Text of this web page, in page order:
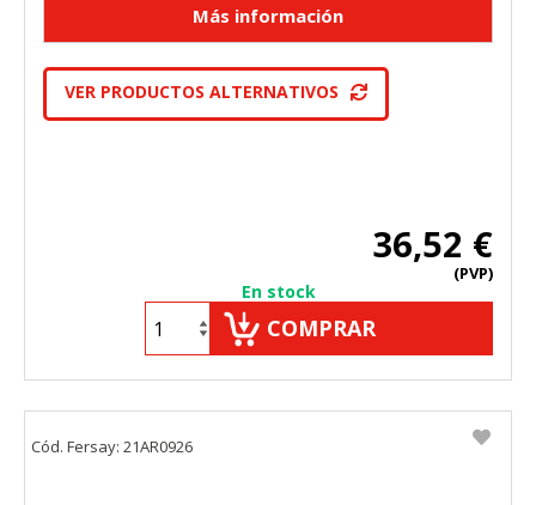
VER PRODUCTOS ALTERNATIVOS
36,52 €
(PVP)
En stock
COMPRAR
Cód. Fersay: 21AR0926